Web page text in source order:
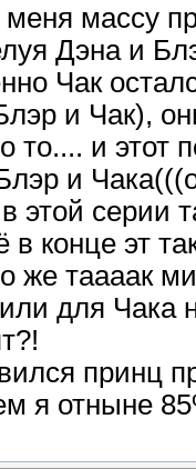
массу
Дэна и
Чак
и Чак),
то.... и
и
этой серии
конце эт
же таааак
для Чака
принц
я отныне